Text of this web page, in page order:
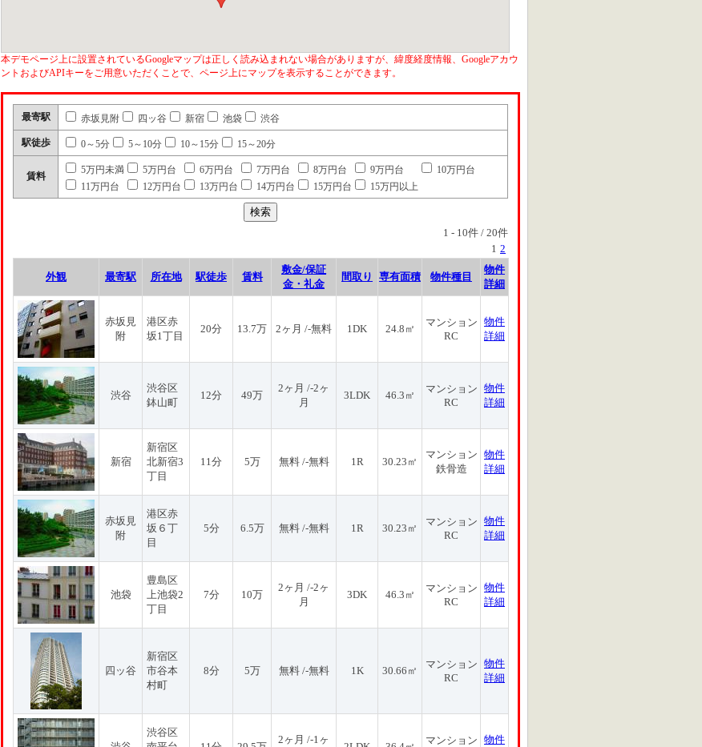
本デモページ上に設置されているGoogleマップは正しく読み込まれない場合がありますが、緯度経度情報、Googleアカウ
ントおよびAPIキーをご用意いただくことで、ページ上にマップを表示することができます。
最寄駅 赤坂見附 四ッ谷 新宿 池袋 渋谷
駅徒歩 0～5分 5～10分 10～15分 15～20分
賃料
5万円未満 5万円台 6万円台 7万円台 8万円台 9万円台
10万円台
11万円台
12万円台 13万円台 14万円台 15万円台 15万円以上
1 - 10件 / 20件
1 2
外観 最寄駅 所在地 駅徒歩 賃料
敷金/保証
金・礼金
間取り 専有面積 物件種目
物件
詳細
赤坂見
附
港区赤
坂1丁目
20分 13.7万 2ヶ月 /-無料 1DK 24.8㎡
マンション
RC
物件
詳細
渋谷
渋谷区
鉢山町
12分 49万
2ヶ月 /-2ヶ
月
3LDK 46.3㎡
マンション
RC
物件
詳細
新宿
新宿区
北新宿3
丁目
11分 5万 無料 /-無料 1R 30.23㎡
マンション
鉄骨造
物件
詳細
赤坂見
附
港区赤
坂６丁
目
5分 6.5万 無料 /-無料 1R 30.23㎡
マンション
RC
物件
詳細
池袋
豊島区
上池袋2
丁目
7分 10万
2ヶ月 /-2ヶ
月
3DK 46.3㎡
マンション
RC
物件
詳細
四ッ谷
新宿区
市谷本
村町
8分 5万 無料 /-無料 1K 30.66㎡
マンション
RC
物件
詳細
渋谷区
2ヶ月 /-1ヶ マンション 物件